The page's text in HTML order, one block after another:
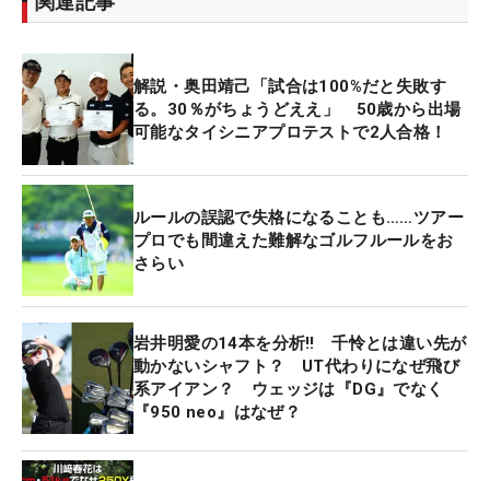
解説・奥田靖己「試合は100%だと失敗す
る。30％がちょうどええ」 50歳から出場
可能なタイシニアプロテストで2人合格！
ルールの誤認で失格になることも……ツアー
プロでも間違えた難解なゴルフルールをお
さらい
岩井明愛の14本を分析‼ 千怜とは違い先が
動かないシャフト？ UT代わりになぜ飛び
系アイアン？ ウェッジは『DG』でなく
『950 neo』はなぜ？